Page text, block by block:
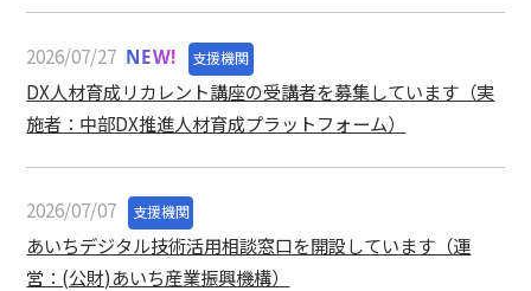
2026/07/27 NEW! 支援機関
DX人材育成リカレント講座の受講者を募集しています（実
施者：中部DX推進人材育成プラットフォーム）
2026/07/07 支援機関
あいちデジタル技術活用相談窓口を開設しています（運
営：(公財)あいち産業振興機構）